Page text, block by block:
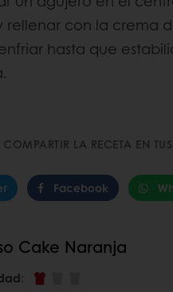
rellenar con la crema
hasta que
COMPARTIR LA RECETA EN TUS
Facebook
Cake Naranja
: